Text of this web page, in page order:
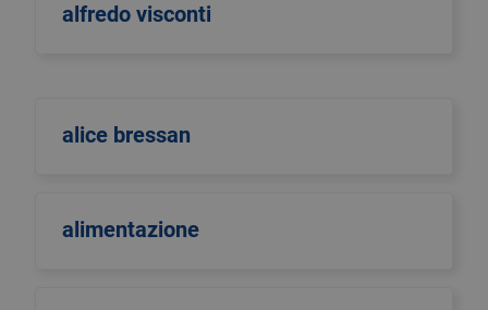
alfredo visconti
alice bressan
alimentazione